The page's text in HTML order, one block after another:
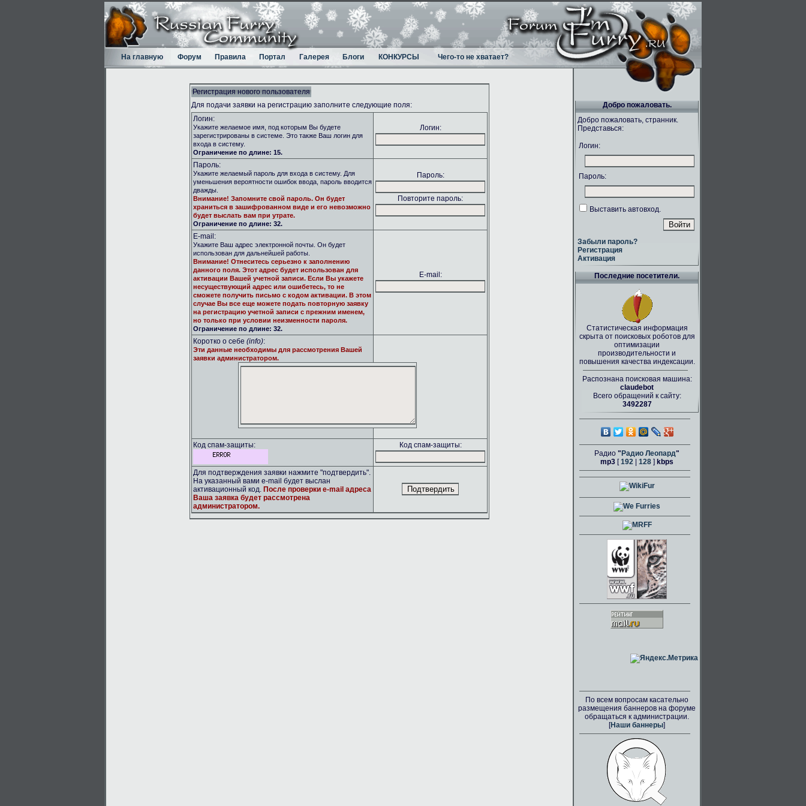
На главную Форум Правила Портал Галерея Блоги КОНКУРСЫ Чего-то не хватает?
Регистрация нового пользователя
Для подачи заявки на регистрацию заполните следующие поля:
Логин:
Укажите желаемое имя, под которым Вы будете
зарегистрированы в системе. Это также Ваш логин для
входа в систему.
Ограничение по длине: 15.
Логин:
Пароль:
Укажите желаемый пароль для входа в систему. Для
уменьшения вероятности ошибок ввода, пароль вводится
дважды.
Внимание! Запомните свой пароль. Он будет
храниться в зашифрованном виде и его невозможно
будет выслать вам при утрате.
Ограничение по длине: 32.
Пароль:
Повторите пароль:
E-mail:
Укажите Ваш адрес электронной почты. Он будет
использован для дальнейшей работы.
Внимание! Отнеситесь серьезно к заполнению
данного поля. Этот адрес будет использован для
активации Вашей учетной записи. Если Вы укажете
несуществующий адрес или ошибетесь, то не
сможете получить письмо с кодом активации. В этом
случае Вы все еще можете подать повторную заявку
на регистрацию учетной записи с прежним именем,
но только при условии неизменности пароля.
Ограничение по длине: 32.
E-mail:
Коротко о себе (info):
Эти данные необходимы для рассмотрения Вашей
заявки администратором.
Код спам-защиты: Код спам-защиты:
Для подтверждения заявки нажмите "подтвердить".
На указанный вами e-mail будет выслан
активационный код. После проверки e-mail адреса
Ваша заявка будет рассмотрена
администратором.
Добро пожаловать.
Добро пожаловать, странник.
Представься:
Логин:
Пароль:
Выставить автовход.
Забыли пароль?
Регистрация
Активация
Последние посетители.
Статистическая информация
скрыта от поисковых роботов для
оптимизации
производительности и
повышения качества индексации.
Распознана поисковая машина:
claudebot
Всего обращений к сайту:
3492287
Радио " Радио Леопард"
mp3 [192 128 ] kbps
По всем вопросам касательно
размещения баннеров на форуме
обращаться к администрации.
[Наши баннеры]